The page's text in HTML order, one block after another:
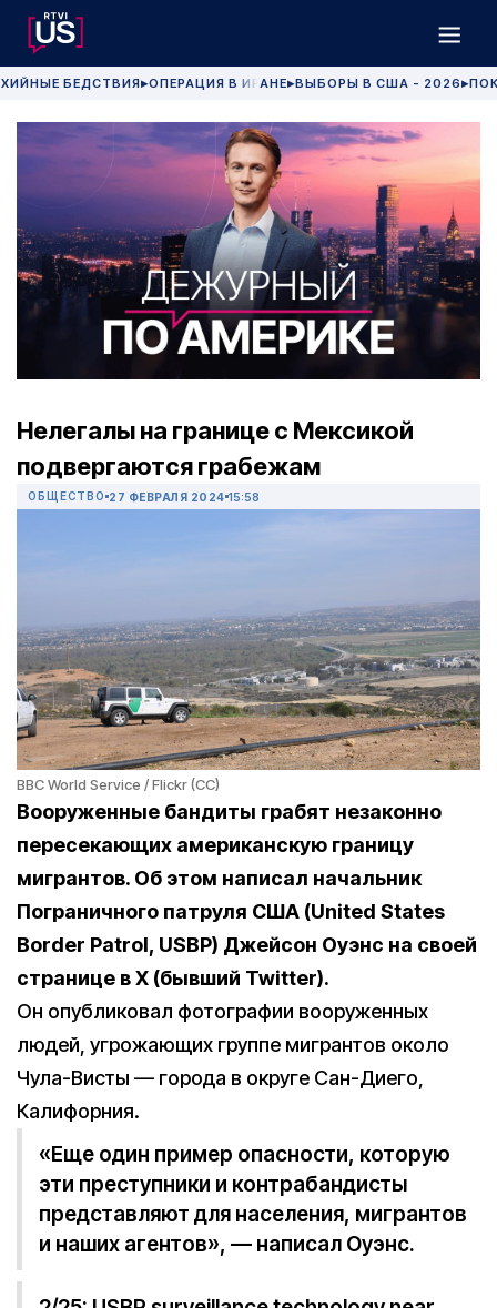
БЕДСТВИЯ▶ОПЕРАЦИЯ В ИРАНЕ▶ВЫБОРЫ В США - 2026 ▶
Нелегалы на границе с Мексикой
подвергаются грабежам
ОБЩЕСТВО 27 ФЕВРАЛЯ 2024 15:58
BBC World Service / Flickr (CC)
Вооруженные бандиты грабят незаконно
пересекающих американскую границу
мигрантов. Об этом написал начальник
Пограничного патруля США (United States
Border Patrol, USBP) Джейсон Оуэнс на своей
странице в X (бывший Twitter).
Он опубликовал фотографии вооруженных
людей, угрожающих группе мигрантов около
Чула-Висты — города в округе Сан-Диего,
Калифорния.
«Еще один пример опасности, которую
эти преступники и контрабандисты
представляют для населения, мигрантов
и наших агентов», — написал Оуэнс.